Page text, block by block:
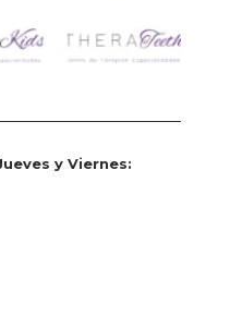
y Viernes: